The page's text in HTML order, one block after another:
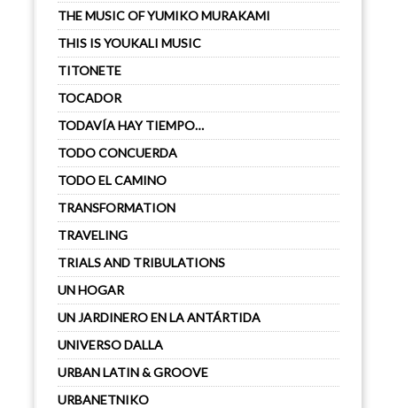
THE MUSIC OF YUMIKO MURAKAMI
THIS IS YOUKALI MUSIC
TITONETE
TOCADOR
TODAVÍA HAY TIEMPO…
TODO CONCUERDA
TODO EL CAMINO
TRANSFORMATION
TRAVELING
TRIALS AND TRIBULATIONS
UN HOGAR
UN JARDINERO EN LA ANTÁRTIDA
UNIVERSO DALLA
URBAN LATIN & GROOVE
URBANETNIKO